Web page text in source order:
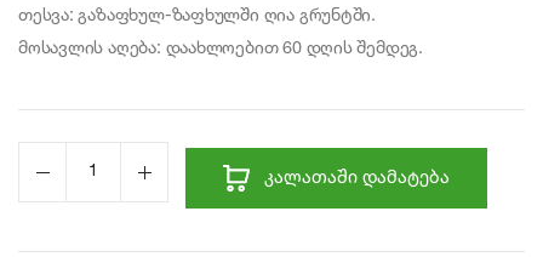
თესვა: გაზაფხულ-ზაფხულში ღია გრუნტში.
მოსავლის აღება: დაახლოებით 60 დღის შემდეგ.
ᲙᲐᲚᲐᲗᲐᲨᲘ ᲓᲐᲛᲐᲢᲔᲑᲐ